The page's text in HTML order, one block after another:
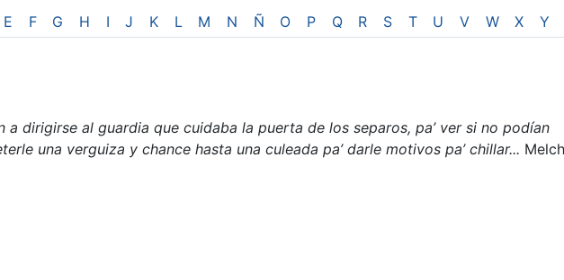
estadísticas de las visitas.
E F G H I J K L M N Ñ O P Q R S T U V W X Y
a dirigirse al guardia que cuidaba la puerta de los separos, pa’ ver si no podían
una verguiza y chance hasta una culeada pa’ darle motivos pa’ chillar...